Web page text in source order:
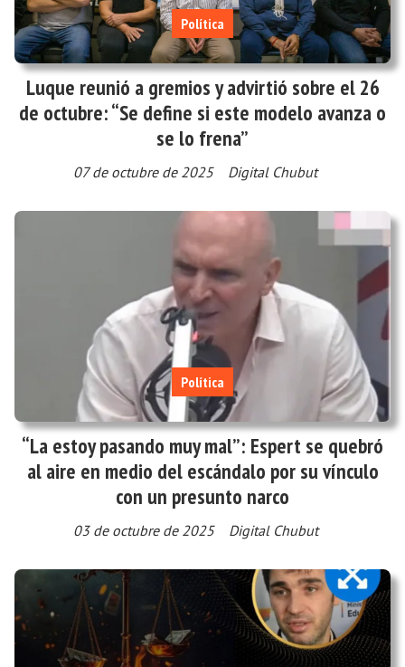
Luque reunió a gremios y advirtió sobre el 26
de octubre: “Se define si este modelo avanza o
se lo frena”
Digital Chubut
Política
07 de octubre de 2025
“La estoy pasando muy mal”: Espert se quebró
al aire en medio del escándalo por su vínculo
con un presunto narco
Digital Chubut
Política
03 de octubre de 2025